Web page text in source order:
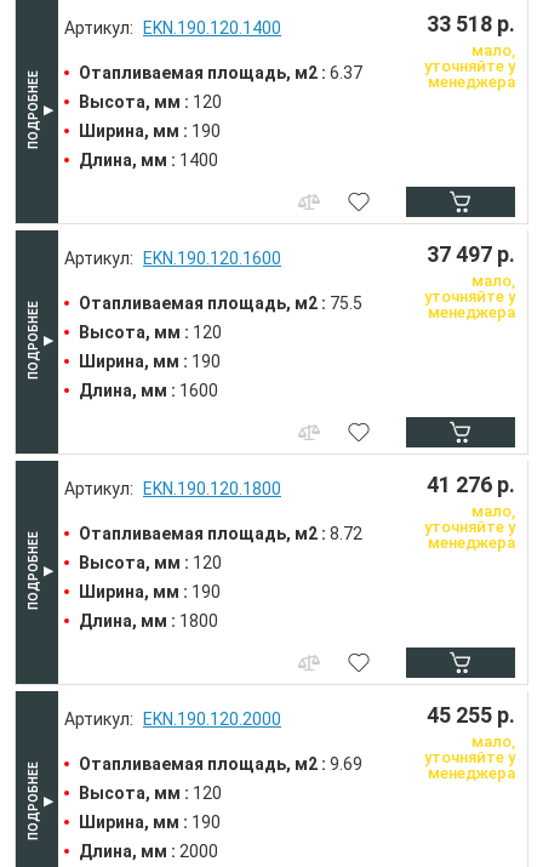
EKN.190.120.1400
Отапливаемая площадь, м2 : 6.37
Высота, мм : 120
Ширина, мм : 190
Длина, мм : 1400
33 518 р.
мало,
уточняйте у
менеджера
EKN.190.120.1600
Отапливаемая площадь, м2 : 75.5
Высота, мм : 120
Ширина, мм : 190
Длина, мм : 1600
37 497 р.
мало,
уточняйте у
менеджера
EKN.190.120.1800
Отапливаемая площадь, м2 : 8.72
Высота, мм : 120
Ширина, мм : 190
Длина, мм : 1800
41 276 р.
мало,
уточняйте у
менеджера
EKN.190.120.2000
Отапливаемая площадь, м2 : 9.69
Высота, мм : 120
Ширина, мм : 190
Длина, мм : 2000
45 255 р.
мало,
уточняйте у
менеджера